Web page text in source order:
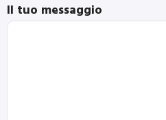
Il tuo messaggio